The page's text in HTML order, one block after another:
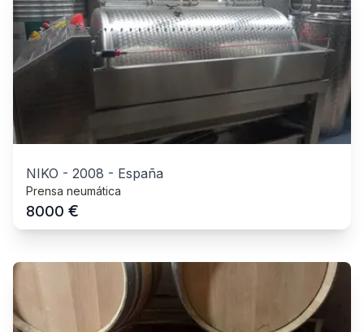
NIKO - 2008 - España
Prensa neumática
8000 €